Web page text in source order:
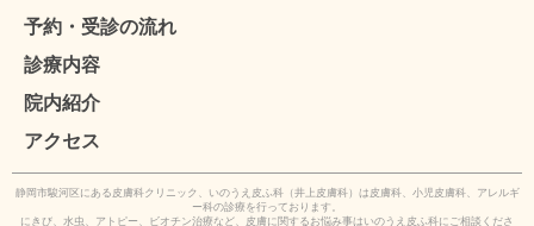
予約・受診の流れ
診療内容
院内紹介
アクセス
静岡市駿河区にある皮膚科クリニック、いのうえ皮ふ科（井上皮膚科）は皮膚科、小児皮膚科、アレルギ
ー科の診療を行っております。
にきび、水虫、アトピー、ビオチン治療など、皮膚に関するお悩み事はいのうえ皮ふ科にご相談くださ